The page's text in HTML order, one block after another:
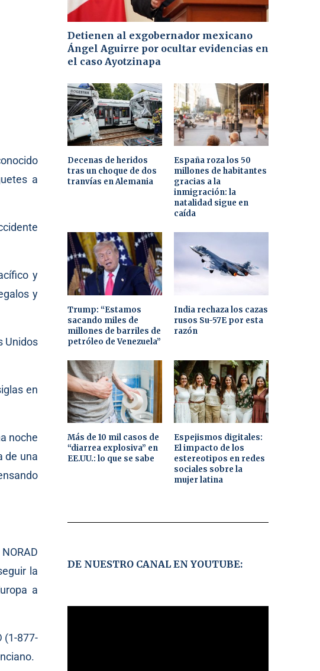
a
y
y
Unidos
en
noche
de una
la
a
(1-877-
Detienen al exgobernador mexicano
Ángel Aguirre por ocultar evidencias en
el caso Ayotzinapa
Decenas de heridos
tras un choque de dos
tranvías en Alemania
España roza los 50
millones de habitantes
gracias a la
inmigración: la
natalidad sigue en
caída
Trump: “Estamos
sacando miles de
millones de barriles de
petróleo de Venezuela”
India rechaza los cazas
rusos Su-57E por esta
razón
Más de 10 mil casos de
“diarrea explosiva” en
EE.UU.: lo que se sabe
Espejismos digitales:
El impacto de los
estereotipos en redes
sociales sobre la
mujer latina
DE NUESTRO CANAL EN YOUTUBE: